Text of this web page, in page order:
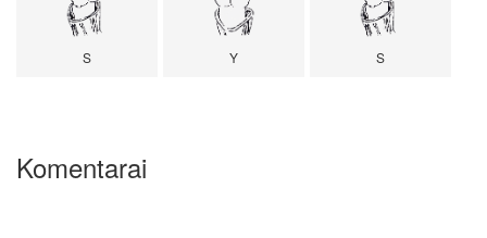
S Y S
Komentarai